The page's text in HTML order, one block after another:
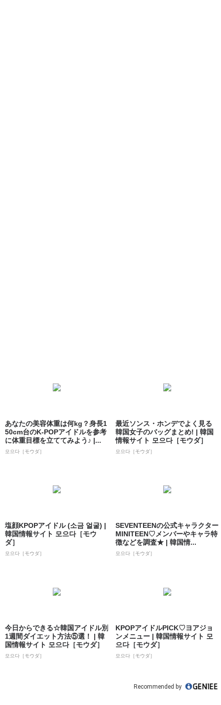
あなたの美容体重は何kg？身長1
50cm台のK-POPアイドルを参考
に体重目標を立ててみよう♪ |...
모으다［モウダ］
最近ソンス・ホンデでよく見る
韓国女子のバッグまとめ! | 韓国
情報サイト 모으다［モウダ］
모으다［モウダ］
塩顔KPOPアイドル (소금 얼굴) |
韓国情報サイト 모으다［モウ
ダ］
모으다［モウダ］
SEVENTEENの公式キャラクター
MINITEEN♡メンバーやキャラ特
徴などを調査★ | 韓国情...
모으다［モウダ］
今日からできる☆韓国アイドル別
1週間ダイエット方法⑤選！ | 韓
国情報サイト 모으다［モウダ］
모으다［モウダ］
KPOPアイドルPICK♡ヨアジョ
ンメニュー | 韓国情報サイト 모
으다［モウダ］
모으다［モウダ］
Recommended by